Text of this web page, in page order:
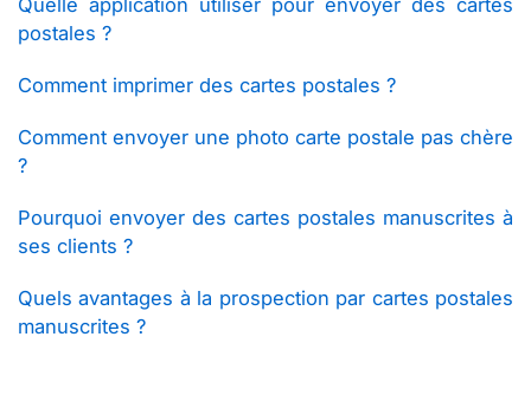
Quelle application utiliser pour envoyer des cartes
postales ?
Comment imprimer des cartes postales ?
Comment envoyer une photo carte postale pas chère
?
Pourquoi envoyer des cartes postales manuscrites à
ses clients ?
Quels avantages à la prospection par cartes postales
manuscrites ?